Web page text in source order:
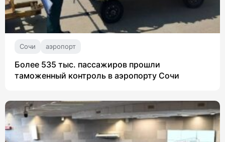
Сочи аэропорт
Более 535 тыс. пассажиров прошли
таможенный контроль в аэропорту Сочи